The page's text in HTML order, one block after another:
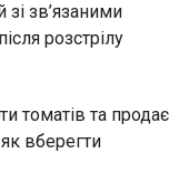
зі зв’язаними
розстрілу
томатів та продає
вберегти